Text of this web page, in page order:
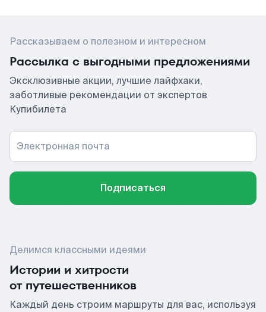
Рассказываем о полезном и интересном
Рассылка с выгодными предложениями
Эксклюзивные акции, лучшие лайфхаки,
заботливые рекомендации от экспертов
Купибилета
Электронная почта
Подписаться
Делимся классными идеями
Истории и хитрости
от путешественников
Каждый день строим маршруты для вас, используя